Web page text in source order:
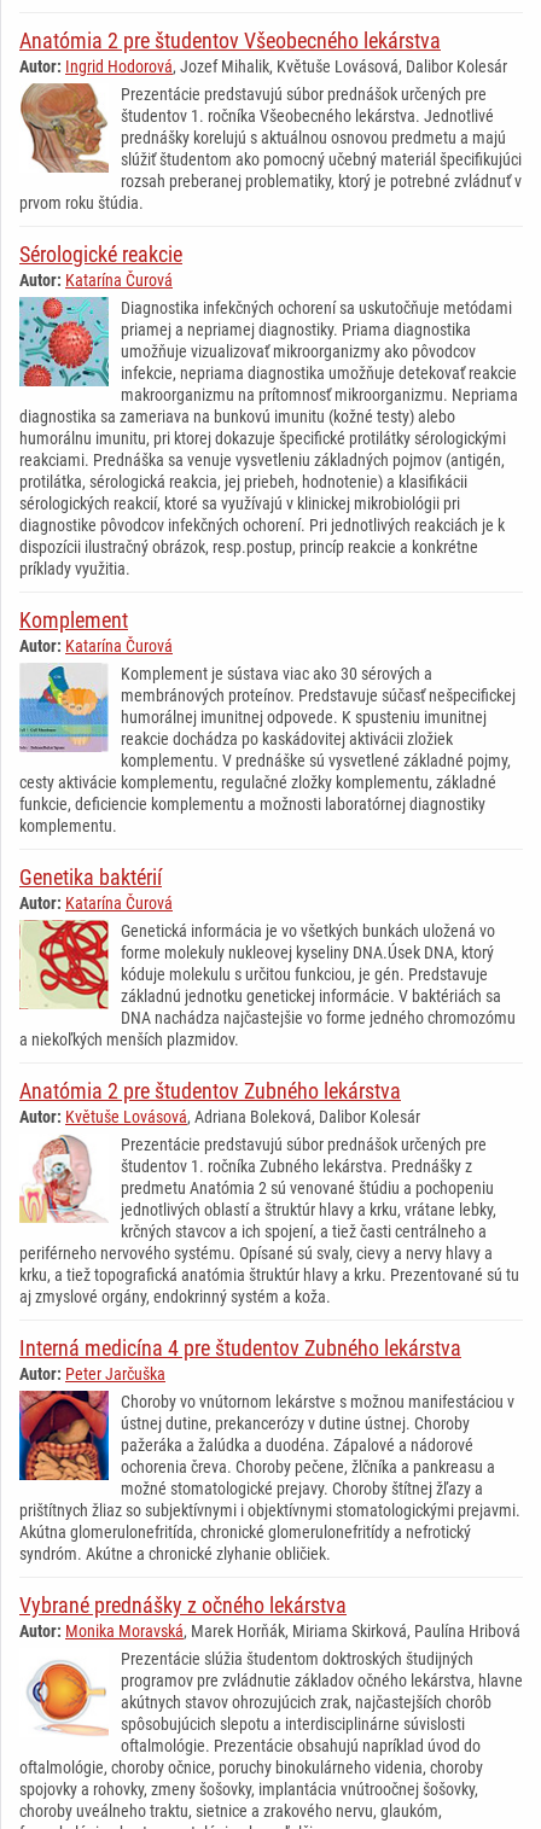
Anatómia 2 pre študentov Všeobecného lekárstva
Autor: Ingrid Hodorová, Jozef Mihalik, Květuše Lovásová, Dalibor Kolesár
Prezentácie predstavujú súbor prednášok určených pre
študentov 1. ročníka Všeobecného lekárstva. Jednotlivé
prednášky korelujú s aktuálnou osnovou predmetu a majú
slúžiť študentom ako pomocný učebný materiál špecifikujúci
rozsah preberanej problematiky, ktorý je potrebné zvládnuť v
prvom roku štúdia.
Sérologické reakcie
Autor: Katarína Čurová
Diagnostika infekčných ochorení sa uskutočňuje metódami
priamej a nepriamej diagnostiky. Priama diagnostika
umožňuje vizualizovať mikroorganizmy ako pôvodcov
infekcie, nepriama diagnostika umožňuje detekovať reakcie
makroorganizmu na prítomnosť mikroorganizmu. Nepriama
diagnostika sa zameriava na bunkovú imunitu (kožné testy) alebo
humorálnu imunitu, pri ktorej dokazuje špecifické protilátky sérologickými
reakciami. Prednáška sa venuje vysvetleniu základných pojmov (antigén,
protilátka, sérologická reakcia, jej priebeh, hodnotenie) a klasifikácii
sérologických reakcií, ktoré sa využívajú v klinickej mikrobiológii pri
diagnostike pôvodcov infekčných ochorení. Pri jednotlivých reakciách je k
dispozícii ilustračný obrázok, resp.postup, princíp reakcie a konkrétne
príklady využitia.
Komplement
Autor: Katarína Čurová
Komplement je sústava viac ako 30 sérových a
membránových proteínov. Predstavuje súčasť nešpecifickej
humorálnej imunitnej odpovede. K spusteniu imunitnej
reakcie dochádza po kaskádovitej aktivácii zložiek
komplementu. V prednáške sú vysvetlené základné pojmy,
cesty aktivácie komplementu, regulačné zložky komplementu, základné
funkcie, deficiencie komplementu a možnosti laboratórnej diagnostiky
komplementu.
Genetika baktérií
Autor: Katarína Čurová
Genetická informácia je vo všetkých bunkách uložená vo
forme molekuly nukleovej kyseliny DNA.Úsek DNA, ktorý
kóduje molekulu s určitou funkciou, je gén. Predstavuje
základnú jednotku genetickej informácie. V baktériách sa
DNA nachádza najčastejšie vo forme jedného chromozómu
a niekoľkých menších plazmidov.
Anatómia 2 pre študentov Zubného lekárstva
Autor: Květuše Lovásová, Adriana Boleková, Dalibor Kolesár
Prezentácie predstavujú súbor prednášok určených pre
študentov 1. ročníka Zubného lekárstva. Prednášky z
predmetu Anatómia 2 sú venované štúdiu a pochopeniu
jednotlivých oblastí a štruktúr hlavy a krku, vrátane lebky,
krčných stavcov a ich spojení, a tiež časti centrálneho a
periférneho nervového systému. Opísané sú svaly, cievy a nervy hlavy a
krku, a tiež topografická anatómia štruktúr hlavy a krku. Prezentované sú tu
aj zmyslové orgány, endokrinný systém a koža.
Interná medicína 4 pre študentov Zubného lekárstva
Autor: Peter Jarčuška
Choroby vo vnútornom lekárstve s možnou manifestáciou v
ústnej dutine, prekancerózy v dutine ústnej. Choroby
pažeráka a žalúdka a duodéna. Zápalové a nádorové
ochorenia čreva. Choroby pečene, žlčníka a pankreasu a
možné stomatologické prejavy. Choroby štítnej žľazy a
prištítnych žliaz so subjektívnymi i objektívnymi stomatologickými prejavmi.
Akútna glomerulonefritída, chronické glomerulonefritídy a nefrotický
syndróm. Akútne a chronické zlyhanie obličiek.
Vybrané prednášky z očného lekárstva
Autor: Monika Moravská, Marek Horňák, Miriama Skirková, Paulína Hribová
Prezentácie slúžia študentom doktroských študijných
programov pre zvládnutie základov očného lekárstva, hlavne
akútnych stavov ohrozujúcich zrak, najčastejších chorôb
spôsobujúcich slepotu a interdisciplinárne súvislosti
oftalmológie. Prezentácie obsahujú napríklad úvod do
oftalmológie, choroby očnice, poruchy binokulárneho videnia, choroby
spojovky a rohovky, zmeny šošovky, implantácia vnútroočnej šošovky,
choroby uveálneho traktu, sietnice a zrakového nervu, glaukóm,